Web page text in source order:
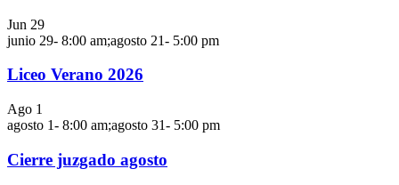
Jun 29
junio 29- 8:00 am;agosto 21- 5:00 pm
Liceo Verano 2026
Ago 1
agosto 1- 8:00 am;agosto 31- 5:00 pm
Cierre juzgado agosto